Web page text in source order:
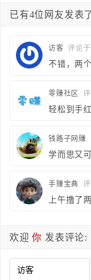
已有4位网友发表
访客 评论
不错，两
零赚社区
轻松到手
钱路子网赚
学而思又
手赚宝典
上午撸了
欢迎你 发表评论: